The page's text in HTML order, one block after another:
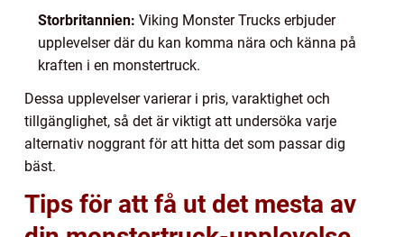
Storbritannien: Viking Monster Trucks erbjuder
upplevelser där du kan komma nära och känna på
kraften i en monstertruck.
Dessa upplevelser varierar i pris, varaktighet och
tillgänglighet, så det är viktigt att undersöka varje
alternativ noggrant för att hitta det som passar dig
bäst.
Tips för att få ut det mesta av